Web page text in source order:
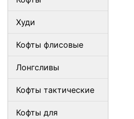
Худи
Кофты флисовые
Лонгсливы
Кофты тактические
Кофты для